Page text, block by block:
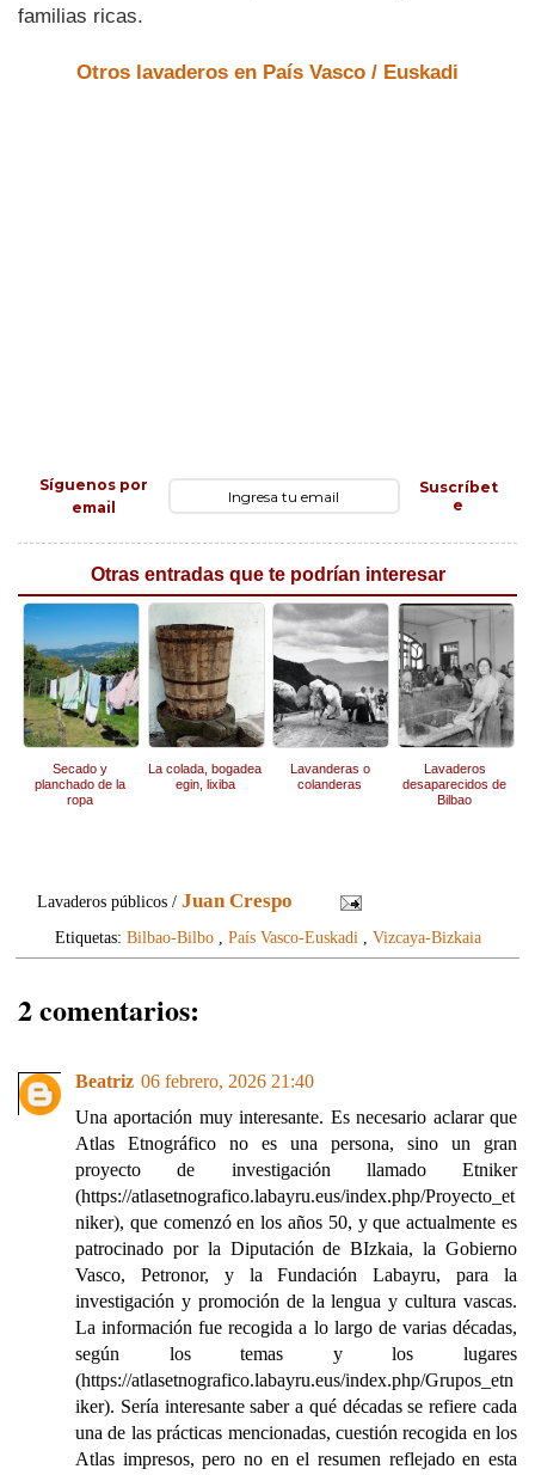
familias ricas.
Otros lavaderos en País Vasco / Euskadi
Síguenos por
email
Suscríbet
e
Otras entradas que te podrían interesar
Secado y
planchado de la
ropa
La colada, bogadea
egin, lixiba
Lavanderas o
colanderas
Lavaderos
desaparecidos de
Bilbao
Lavaderos públicos /Juan Crespo
Etiquetas: Bilbao-Bilbo, País Vasco-Euskadi Vizcaya-Bizkaia
2 comentarios:
Beatriz 06 febrero, 2026 21:40
Una aportación muy interesante. Es necesario aclarar que
Atlas Etnográfico no es una persona, sino un gran
proyecto de investigación llamado Etniker
(https://atlasetnografico.labayru.eus/index.php/Proyecto_et
niker), que comenzó en los años 50, y que actualmente es
patrocinado por la Diputación de BIzkaia, la Gobierno
Vasco, Petronor, y la Fundación Labayru, para la
investigación y promoción de la lengua y cultura vascas.
La información fue recogida a lo largo de varias décadas,
según los temas y los lugares
(https://atlasetnografico.labayru.eus/index.php/Grupos_etn
iker). Sería interesante saber a qué décadas se refiere cada
una de las prácticas mencionadas, cuestión recogida en los
Atlas impresos, pero no en el resumen reflejado en esta